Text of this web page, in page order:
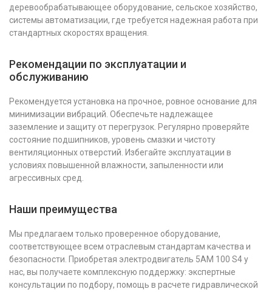
деревообрабатывающее оборудование, сельское хозяйство,
системы автоматизации, где требуется надежная работа при
стандартных скоростях вращения.
Рекомендации по эксплуатации и
обслуживанию
Рекомендуется установка на прочное, ровное основание для
минимизации вибраций. Обеспечьте надлежащее
заземление и защиту от перегрузок. Регулярно проверяйте
состояние подшипников, уровень смазки и чистоту
вентиляционных отверстий. Избегайте эксплуатации в
условиях повышенной влажности, запыленности или
агрессивных сред.
Наши преимущества
Мы предлагаем только проверенное оборудование,
соответствующее всем отраслевым стандартам качества и
безопасности. Приобретая электродвигатель 5АМ 100 S4 у
нас, вы получаете комплексную поддержку: экспертные
консультации по подбору, помощь в расчете гидравлической